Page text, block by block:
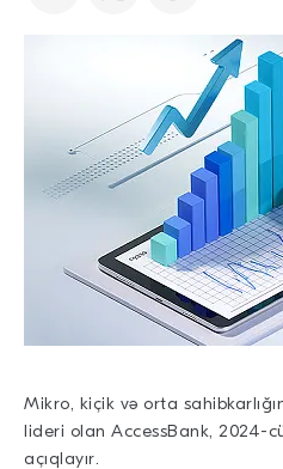
Mikro, kiçik və orta
lideri olan AccessBank, 2024-
açıqlayır.